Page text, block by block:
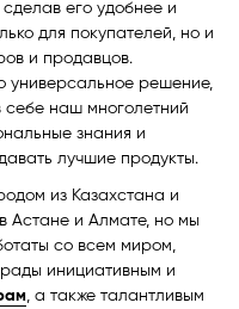
сделав его удобнее и
для покупателей, но и
и продавцов.
универсальное решение,
наш многолетний
знания и
лучшие продукты.
из Казахстана и
Астане и Алмате, но мы
со всем миром,
инициативным и
, а также талантливым